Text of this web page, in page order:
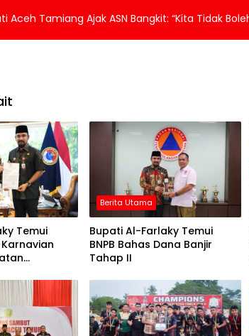
Aceh Tamiang Ajak ASN Bangkit: “Kita Tidak
Temui
Berita Utama
Bupati Al-Farlaky Temui
BNPB Bahas Dana Banjir
Tahap II